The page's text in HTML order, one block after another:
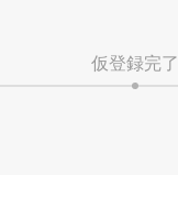
仮登録完了